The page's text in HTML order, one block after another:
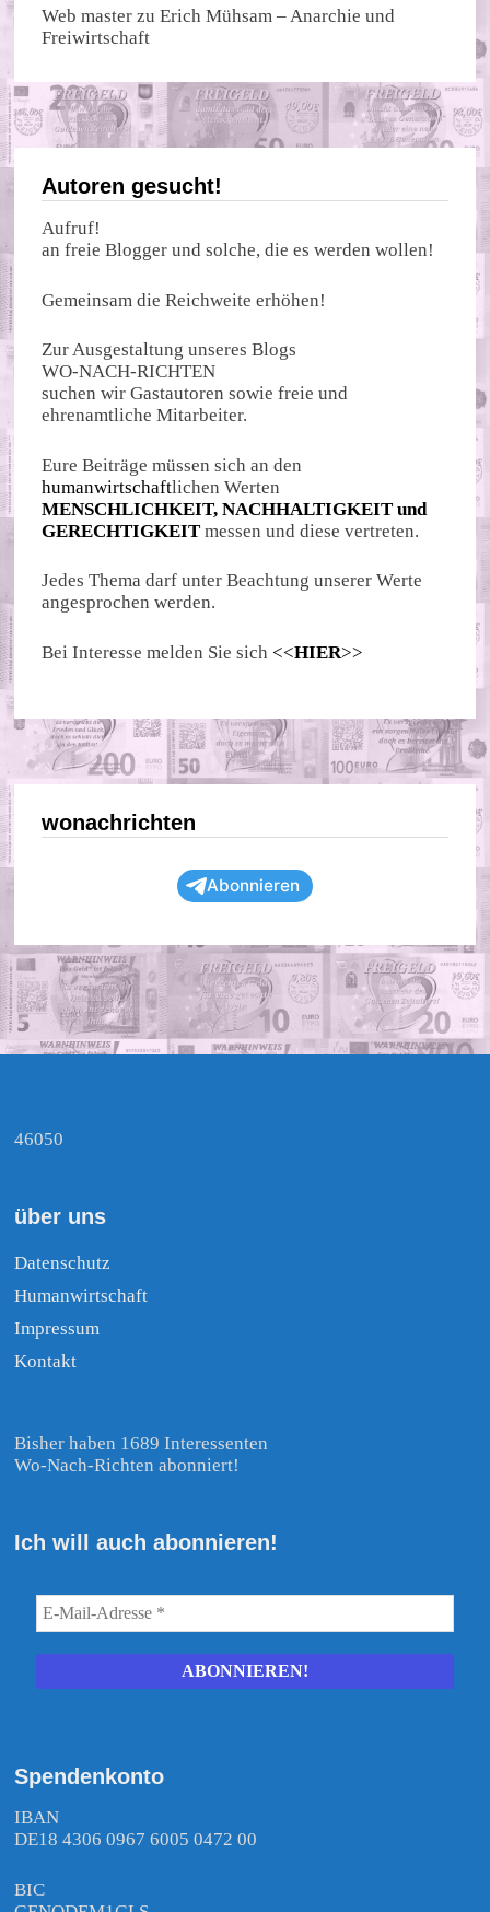
Web master zuErich Mühsam – Anarchie und
Freiwirtschaft
Autoren gesucht!
Aufruf!
an freie Blogger und solche, die es werden wollen!
Gemeinsam die Reichweite erhöhen!
Zur Ausgestaltung unseres Blogs
WO-NACH-RICHTEN
suchen wir Gastautoren sowie freie und
ehrenamtliche Mitarbeiter.
Eure Beiträge müssen sich an den
humanwirtschaftlichen Werten
MENSCHLICHKEIT, NACHHALTIGKEIT und
GERECHTIGKEIT messen und diese vertreten.
Jedes Thema darf unter Beachtung unserer Werte
angesprochen werden.
Bei Interesse melden Sie sich <<HIER>>
wonachrichten
Abonnieren
46050
über uns
Datenschutz
Humanwirtschaft
Impressum
Kontakt
Bisher haben 1689 Interessenten
Wo-Nach-Richten abonniert!
Ich will auch abonnieren!
Spendenkonto
IBAN
DE18 4306 0967 6005 0472 00
BIC